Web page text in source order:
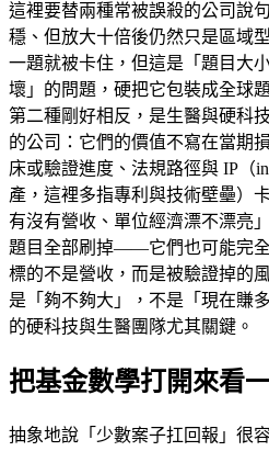
這裡要替兩種常被誤殺的公司說
穩、但放大十倍後仍然只是區
一題就被卡住，但這是「題目大
壞」的問題，硬把它包裝成全球
第二種剛好相反，是生醫與硬科
的公司：它們的價值不寫在當期
床或驗證進度、法規路徑與 IP（
產，這裡多指專利與技術壁壘）
有沒有營收、單位經濟漂不漂亮
題目全部刷掉——它們也可能完
標的不是營收，而是被驗證掉的
是「夠不夠大」，不是「現在賺
的硬科技與生醫團隊尤其關鍵。
把基金數學打開來看
抽象地說「少數案子扛回報」很